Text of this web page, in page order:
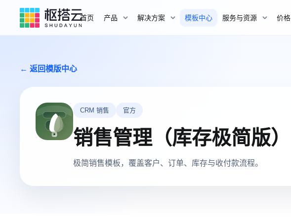
首页 产品 解决方案 模板中心 服务与资源 价格
← 返回模版中心
CRM 销售 官方
销售管理（库存极简版）
极简销售模板，覆盖客户、订单、库存与收付款流程。